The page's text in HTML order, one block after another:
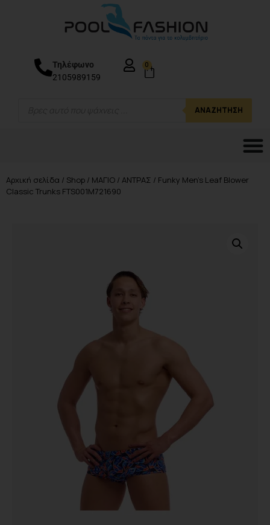
ΑΝΑΖΉΤΗΣΗ
Τηλέφωνο
2105989159
0
Αρχική σελίδα / Shop / ΜΑΓΙΟ / ΑΝΤΡΑΣ / Funky Men’s Leaf Blower
Classic Trunks FTS001M721690